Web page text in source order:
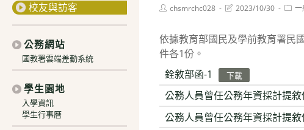
Postchsmrchc028
Post2023/10/30
Post
依據教育部國民及學前教育署民
件各1份。
銓敘部函-1
下載
公務人員曾任公務年資採計提
公務人員曾任公務年資採計提
校友與訪客
公務網站
國教署雲端差勤系統
學生園地
入學資訊
學生行事曆